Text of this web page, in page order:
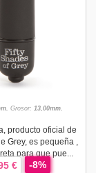
Grosor: 13,00mm.
producto oficial de
Grey, es pequeña ,
para que pue...
€ -8%